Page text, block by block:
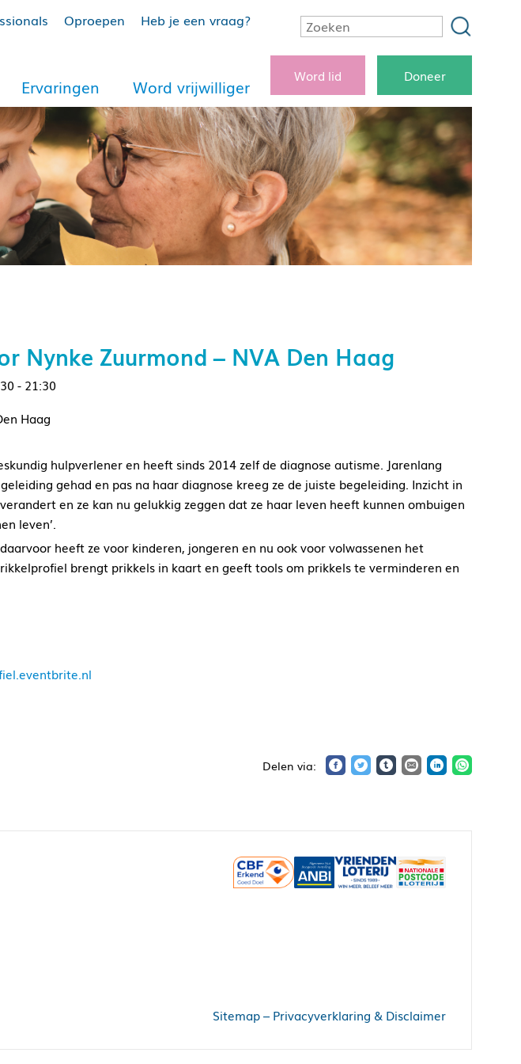
Oproepen Heb je een vraag?
Ervaringen Word vrijwilliger
Word lid Doneer
Nynke Zuurmond – NVA Den Haag
- 21:30
Haag
hulpverlener en heeft sinds 2014 zelf de diagnose autisme. Jarenlang
gehad en pas na haar diagnose kreeg ze de juiste begeleiding. Inzicht in
en ze kan nu gelukkig zeggen dat ze haar leven heeft kunnen ombuigen
leven’.
heeft ze voor kinderen, jongeren en nu ook voor volwassenen het
brengt prikkels in kaart en geeft tools om prikkels te verminderen en
Sitemap– Privacyverklaring & Disclaimer